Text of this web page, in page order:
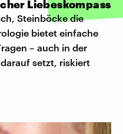
Liebeskompass
Steinböcke die
bietet einfache
– auch in der
setzt, riskiert